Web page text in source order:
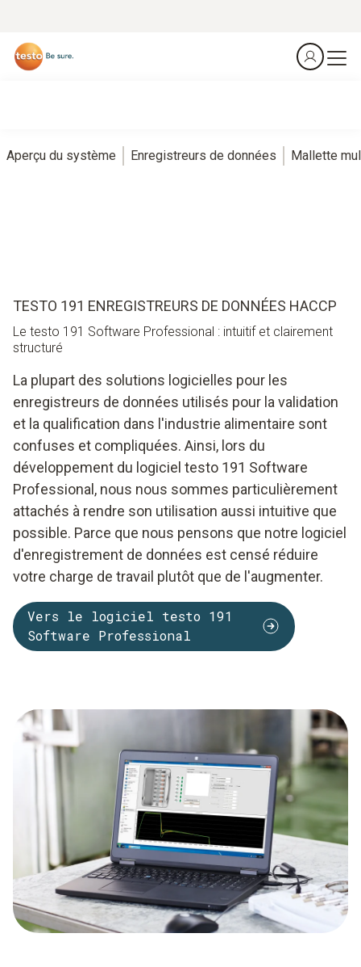
Aperçu du système Enregistreurs de données Mallette
TESTO 191 ENREGISTREURS DE DONNÉES HACCP
Le testo 191 Software Professional : intuitif et clairement
structuré
La plupart des solutions logicielles pour les
enregistreurs de données utilisés pour la validation
et la qualification dans l'industrie alimentaire sont
confuses et compliquées. Ainsi, lors du
développement du logiciel testo 191 Software
Professional, nous nous sommes particulièrement
attachés à rendre son utilisation aussi intuitive que
possible. Parce que nous pensons que notre logiciel
d'enregistrement de données est censé réduire
votre charge de travail plutôt que de l'augmenter.
Vers le logiciel testo 191
Software Professional